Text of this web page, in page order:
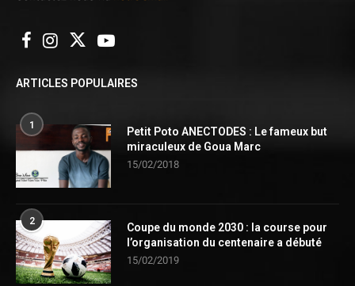
ARTICLES POPULAIRES
1
Petit Poto ANECTODES : Le fameux but
miraculeux de Goua Marc
15/02/2018
2
Coupe du monde 2030 : la course pour
l’organisation du centenaire a débuté
15/02/2019